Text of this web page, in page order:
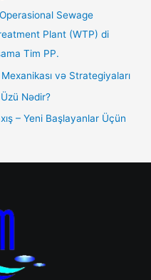
Sewage
Plant (WTP) di
Tim PP.
və Strategiyaları
Nədir?
– Yeni Başlayanlar Üçün